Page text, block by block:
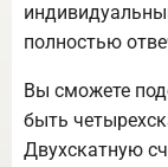
полностью
Вы сможете
быть
Двухскатную